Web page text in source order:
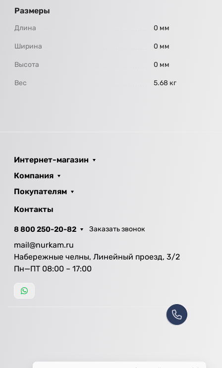
Размеры
Длина 0 мм
Ширина 0 мм
Высота 0 мм
Вес 5.68 кг
Интернет-магазин
Компания
Покупателям
Контакты
8 800 250-20-82 Заказать звонок
mail@nurkam.ru
Набережные челны, Линейный проезд, 3/2
Пн—ПТ 08:00 – 17:00